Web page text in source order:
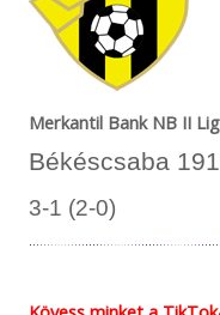
Merkantil Bank NB II
Békéscsaba
3-1 (2-0)